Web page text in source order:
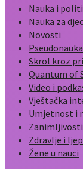
Nauka i
Nauka za
Novosti
Skrol kroz
Quantum of
Video i
Vještačka
Umjetnost i
Zanimljivosti
Zdravlje i
Žene u nauci